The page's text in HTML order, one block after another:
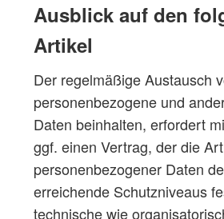
Ausblick auf den
Artikel
Der regelmäßige Austausch
personenbezogene und
Daten beinhalten, erfordert
ggf. einen Vertrag, der die
personenbezogener Daten
erreichende Schutzniveaus
technische wie